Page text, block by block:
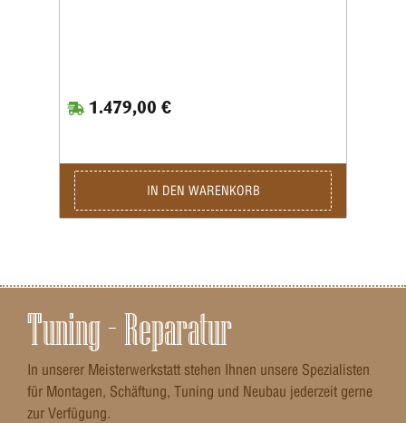
1.479,00 €
IN DEN WARENKORB
Tuning – Reparatur
In unserer Meisterwerkstatt stehen Ihnen unsere Spezialisten
für Montagen, Schäftung, Tuning und Neubau jederzeit gerne
zur Verfügung.